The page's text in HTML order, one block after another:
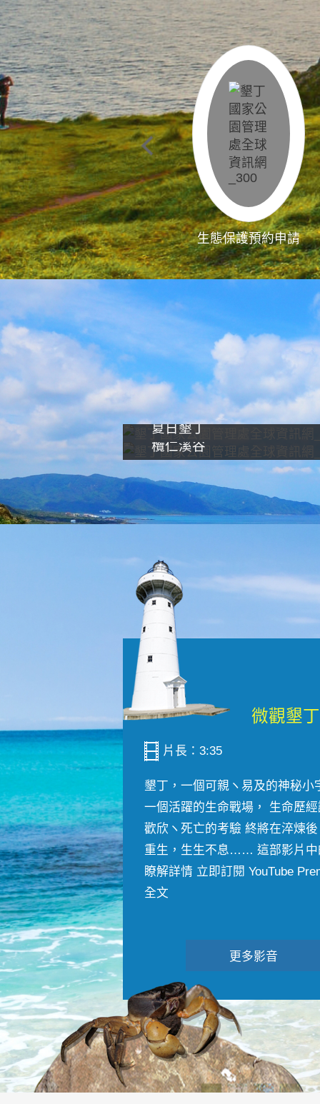
生態保護預約申請
夏日墾丁
欖仁溪谷
片長：3:35
墾丁，一個可親ヽ易及的神秘小
一個活躍的生命戰場， 生命歷
歡欣ヽ死亡的考驗 終將在淬煉
重生，生生不息…… 這部影片中
瞭解詳情 立即訂閱 YouTube
全文
更多影音